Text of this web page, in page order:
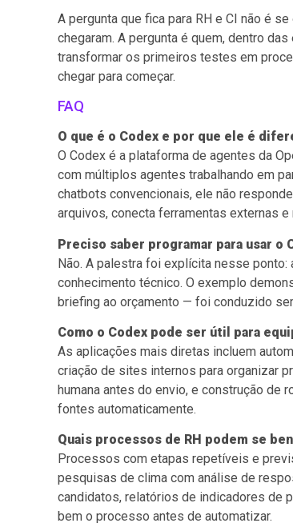
A pergunta que fica para RH e CI não é
chegaram. A pergunta é quem, dentro
transformar os primeiros testes em
chegar para começar.
FAQ
O que é o Codex e por que ele é
O Codex é a plataforma de agentes da
com múltiplos agentes trabalhando em
chatbots convencionais, ele não
arquivos, conecta ferramentas externas
Preciso saber programar para usar o
Não. A palestra foi explícita nesse
conhecimento técnico. O exemplo
briefing ao orçamento — foi conduzido
Como o Codex pode ser útil para
As aplicações mais diretas incluem
criação de sites internos para organizar
humana antes do envio, e construção de
fontes automaticamente.
Quais processos de RH podem se
Processos com etapas repetíveis e
pesquisas de clima com análise de
candidatos, relatórios de indicadores de
bem o processo antes de automatizar.